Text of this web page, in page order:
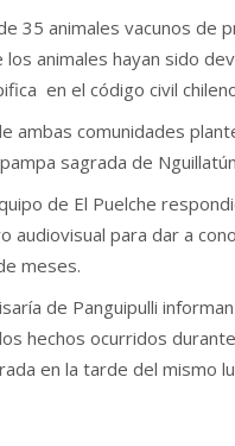
35 animales vacunos de
animales hayan sido
en el código civil
ambas comunidades
sagrada de
de El Puelche
audiovisual para dar a
meses.
de Panguipulli
hechos ocurridos
en la tarde del mismo